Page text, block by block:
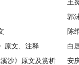
王
郭
陈
原文、注释
白
溪沙》原文及赏析
安